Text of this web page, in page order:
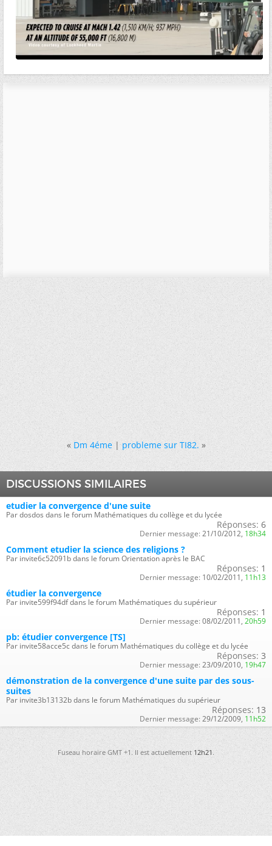
« Dm 4éme|probleme sur TI82. »
DISCUSSIONS SIMILAIRES
etudier la convergence d'une suite
Par dosdos dans le forum Mathématiques du collège et du lycée
Réponses: 6
Dernier message: 21/10/2012, 18h34
Comment etudier la science des religions ?
Par invite6c52091b dans le forum Orientation après le BAC
Réponses: 1
Dernier message: 10/02/2011, 11h13
étudier la convergence
Par invite599f94df dans le forum Mathématiques du supérieur
Réponses: 1
Dernier message: 08/02/2011, 20h59
pb: étudier convergence [TS]
Par invite58acce5c dans le forum Mathématiques du collège et du lycée
Réponses: 3
Dernier message: 23/09/2010, 19h47
démonstration de la convergence d'une suite par des sous-
suites
Par invite3b13132b dans le forum Mathématiques du supérieur
Réponses: 13
Dernier message: 29/12/2009, 11h52
Fuseau horaire GMT +1. Il est actuellement12h21.